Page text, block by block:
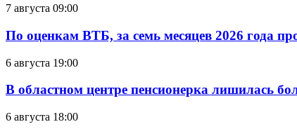
7 августа 09:00
По оценкам ВТБ, за семь месяцев 2026 года
6 августа 19:00
В областном центре пенсионерка лишилась
6 августа 18:00